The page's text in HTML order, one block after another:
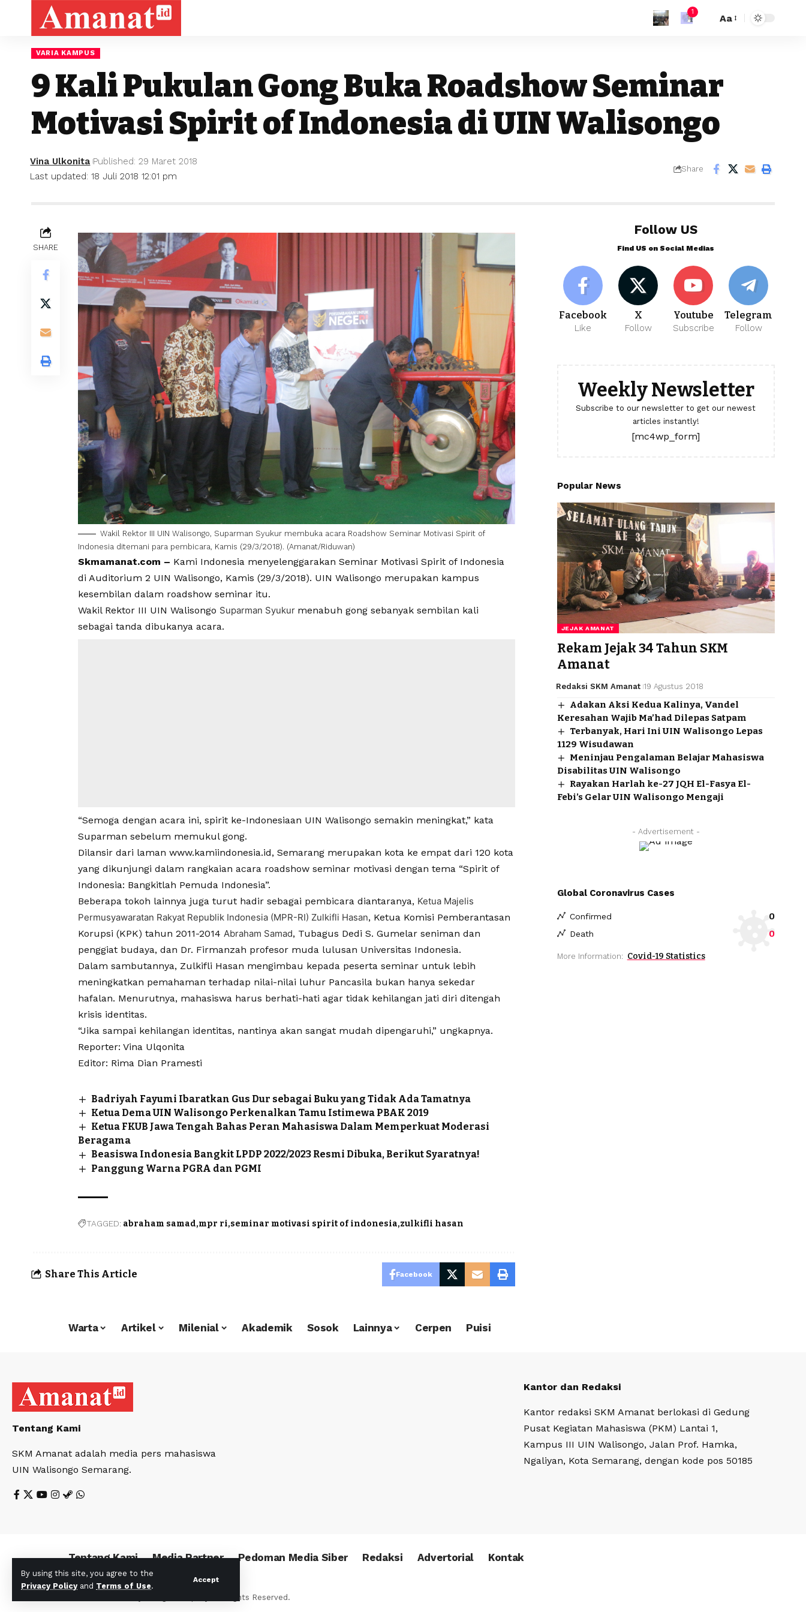
By using this site, you agree to the
Privacy Policy and Terms of Use.
Accept
1
Aa
VARIA KAMPUS
9 Kali Pukulan Gong Buka Roadshow Seminar
Motivasi Spirit of Indonesia di UIN Walisongo
Last updated: 18 Juli 2018 12:01 pm
Vina Ulkonita Published: 29 Maret 2018
Share
SHARE
Wakil Rektor III UIN Walisongo, Suparman Syukur membuka acara Roadshow Seminar Motivasi Spirit of
Indonesia ditemani para pembicara, Kamis (29/3/2018). (Amanat/Riduwan)
Skmamanat.com – Kami Indonesia menyelenggarakan Seminar Motivasi Spirit of Indonesia
di Auditorium 2 UIN Walisongo, Kamis (29/3/2018). UIN Walisongo merupakan kampus
kesembilan dalam roadshow seminar itu.
Wakil Rektor III UIN Walisongo Suparman Syukur menabuh gong sebanyak sembilan kali
sebagai tanda dibukanya acara.
“Semoga dengan acara ini, spirit ke-Indonesiaan UIN Walisongo semakin meningkat,” kata
Suparman sebelum memukul gong.
Dilansir dari laman www.kamiindonesia.id, Semarang merupakan kota ke empat dari 120 kota
yang dikunjungi dalam rangkaian acara roadshow seminar motivasi dengan tema “Spirit of
Indonesia: Bangkitlah Pemuda Indonesia”.
Beberapa tokoh lainnya juga turut hadir sebagai pembicara diantaranya, Ketua Majelis
Permusyawaratan Rakyat Republik Indonesia (MPR-RI) Zulkifli Hasan, Ketua Komisi Pemberantasan
Korupsi (KPK) tahun 2011-2014 Abraham Samad, Tubagus Dedi S. Gumelar seniman dan
penggiat budaya, dan Dr. Firmanzah profesor muda lulusan Universitas Indonesia.
Dalam sambutannya, Zulkifli Hasan mengimbau kepada peserta seminar untuk lebih
meningkatkan pemahaman terhadap nilai-nilai luhur Pancasila bukan hanya sekedar
hafalan. Menurutnya, mahasiswa harus berhati-hati agar tidak kehilangan jati diri ditengah
krisis identitas.
“Jika sampai kehilangan identitas, nantinya akan sangat mudah dipengaruhi,” ungkapnya.
Reporter: Vina Ulqonita
Editor: Rima Dian Pramesti
Badriyah Fayumi Ibaratkan Gus Dur sebagai Buku yang Tidak Ada Tamatnya
Ketua Dema UIN Walisongo Perkenalkan Tamu Istimewa PBAK 2019
Ketua FKUB Jawa Tengah Bahas Peran Mahasiswa Dalam Memperkuat Moderasi
Beragama
Beasiswa Indonesia Bangkit LPDP 2022/2023 Resmi Dibuka, Berikut Syaratnya!
Panggung Warna PGRA dan PGMI
TAGGED: abraham samad mpr ri seminar motivasi spirit of indonesia zulkifli hasan
Share This Article Facebook
Follow US
Find US on Social Medias
Facebook
Like
X
Follow
Youtube
Subscribe
Telegram
Follow
Weekly Newsletter
Subscribe to our newsletter to get our newest
articles instantly!
[mc4wp_form]
Popular News
JEJAK AMANAT
Rekam Jejak 34 Tahun SKM
Amanat
Redaksi SKM Amanat 19 Agustus 2018
Adakan Aksi Kedua Kalinya, Vandel
Keresahan Wajib Ma’had Dilepas Satpam
Terbanyak, Hari Ini UIN Walisongo Lepas
1129 Wisudawan
Meninjau Pengalaman Belajar Mahasiswa
Disabilitas UIN Walisongo
Rayakan Harlah ke-27 JQH El-Fasya El-
Febi’s Gelar UIN Walisongo Mengaji
- Advertisement -
Global Coronavirus Cases
Confirmed 0
Death 0
More Information: Covid-19 Statistics
Warta Artikel Milenial Akademik Sosok Lainnya Cerpen Puisi
Tentang Kami
SKM Amanat adalah media pers mahasiswa
UIN Walisongo Semarang.
Kantor dan Redaksi
Kantor redaksi SKM Amanat berlokasi di Gedung
Pusat Kegiatan Mahasiswa (PKM) Lantai 1,
Kampus III UIN Walisongo, Jalan Prof. Hamka,
Ngaliyan, Kota Semarang, dengan kode pos 50185
Tentang Kami Media Partner Pedoman Media Siber Redaksi Advertorial Kontak
© Foxiz News Network. Ruby Design Company. All Rights Reserved.